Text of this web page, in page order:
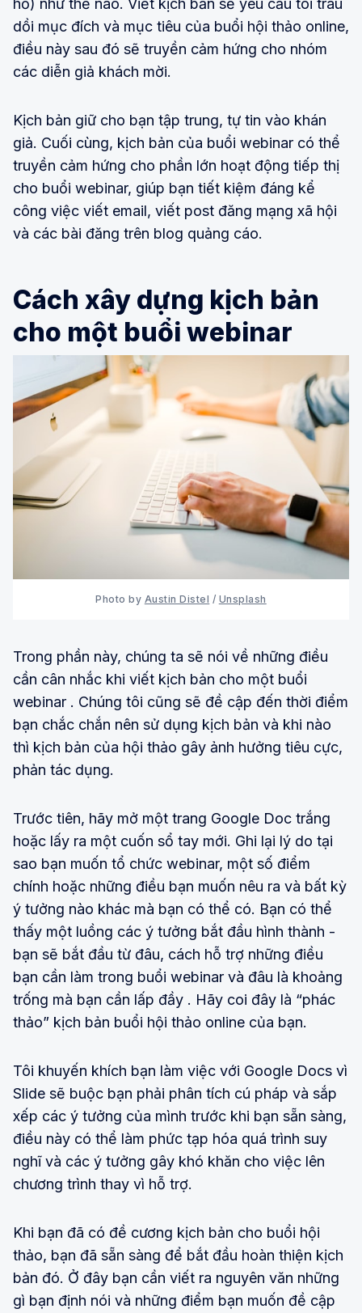
dồi mục đích và mục tiêu của buổi hội thảo online,
điều này sau đó sẽ truyền cảm hứng cho nhóm
các diễn giả khách mời.
Kịch bản giữ cho bạn tập trung, tự tin vào khán
giả. Cuối cùng, kịch bản của buổi webinar có thể
truyền cảm hứng cho phần lớn hoạt động tiếp thị
cho buổi webinar, giúp bạn tiết kiệm đáng kể
công việc viết email, viết post đăng mạng xã hội
và các bài đăng trên blog quảng cáo.
Cách xây dựng kịch bản
cho một buổi webinar
Photo by Austin Distel / Unsplash
Trong phần này, chúng ta sẽ nói về những điều
cần cân nhắc khi viết kịch bản cho một buổi
webinar . Chúng tôi cũng sẽ đề cập đến thời điểm
bạn chắc chắn nên sử dụng kịch bản và khi nào
thì kịch bản của hội thảo gây ảnh hưởng tiêu cực,
phản tác dụng.
Trước tiên, hãy mở một trang Google Doc trắng
hoặc lấy ra một cuốn sổ tay mới. Ghi lại lý do tại
sao bạn muốn tổ chức webinar, một số điểm
chính hoặc những điều bạn muốn nêu ra và bất kỳ
ý tưởng nào khác mà bạn có thể có. Bạn có thể
thấy một luồng các ý tưởng bắt đầu hình thành -
bạn sẽ bắt đầu từ đâu, cách hỗ trợ những điều
bạn cần làm trong buổi webinar và đâu là khoảng
trống mà bạn cần lấp đầy . Hãy coi đây là “phác
thảo” kịch bản buổi hội thảo online của bạn.
Tôi khuyến khích bạn làm việc với Google Docs vì
Slide sẽ buộc bạn phải phân tích cú pháp và sắp
xếp các ý tưởng của mình trước khi bạn sẵn sàng,
điều này có thể làm phức tạp hóa quá trình suy
nghĩ và các ý tưởng gây khó khăn cho việc lên
chương trình thay vì hỗ trợ.
Khi bạn đã có đề cương kịch bản cho buổi hội
thảo, bạn đã sẵn sàng để bắt đầu hoàn thiện kịch
bản đó. Ở đây bạn cần viết ra nguyên văn những
gì bạn định nói và những điểm bạn muốn đề cập